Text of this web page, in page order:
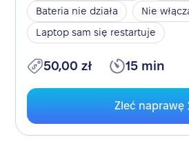
Bateria nie działa
Nie
Laptop sam się restartuje
50,00 zł 15 min
Zleć naprawę